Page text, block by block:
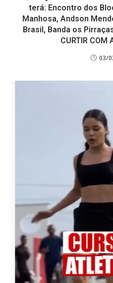
terá: Encontro dos
Manhosa, Andson
Brasil, Banda os
CURTIR COM
03/